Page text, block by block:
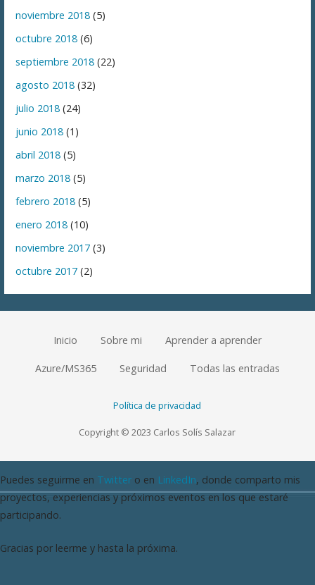
noviembre 2018 (5)
octubre 2018 (6)
septiembre 2018 (22)
agosto 2018 (32)
julio 2018 (24)
junio 2018 (1)
abril 2018 (5)
marzo 2018 (5)
febrero 2018 (5)
enero 2018 (10)
noviembre 2017 (3)
octubre 2017 (2)
Inicio Sobre mi Aprender a aprender
Azure/MS365 Seguridad Todas las entradas
Política de privacidad
Copyright © 2023 Carlos Solís Salazar
Puedes seguirme en Twitter o en LinkedIn, donde comparto mis
proyectos, experiencias y próximos eventos en los que estaré
participando.
Gracias por leerme y hasta la próxima.